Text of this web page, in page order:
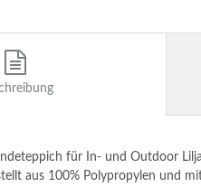
für In- und Outdoor
aus 100% Polypropylen und